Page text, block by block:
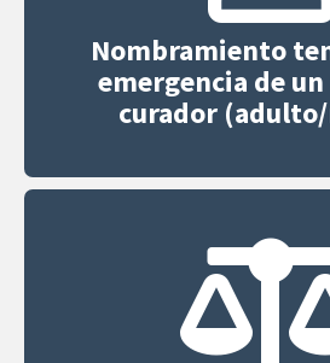
Nombramiento
emergencia de
curador